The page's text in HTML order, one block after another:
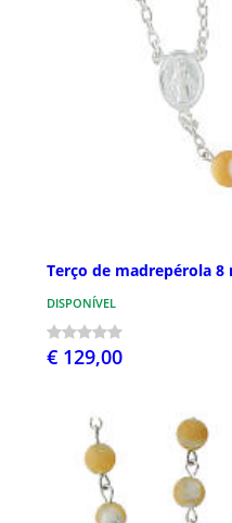
Terço de madrepérola
DISPONÍVEL
€ 129,00